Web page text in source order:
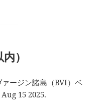
）
ァージン諸島（BVI）ベ
15 2025.